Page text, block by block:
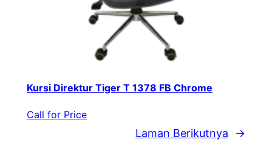
Kursi Direktur Tiger T 1378 FB Chrome
Call for Price
Laman Berikutnya →